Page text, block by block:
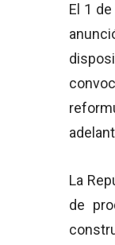
El 1
La
de